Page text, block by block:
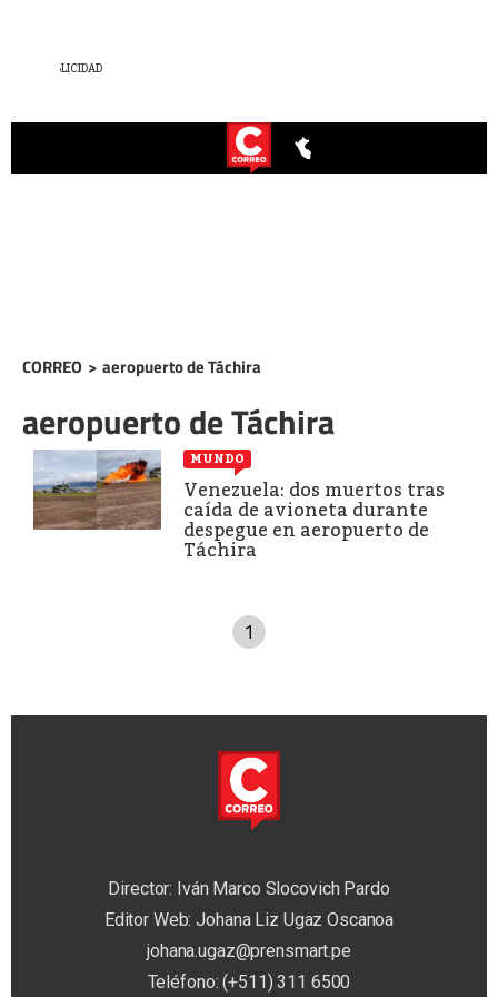
CORREO > aeropuerto de Táchira
aeropuerto de Táchira
MUNDO
Venezuela: dos muertos tras
caída de avioneta durante
despegue en aeropuerto de
Táchira
1
Director: Iván Marco Slocovich Pardo
Editor Web: Johana Liz Ugaz Oscanoa
johana.ugaz@prensmart.pe
Teléfono: (+511) 311 6500